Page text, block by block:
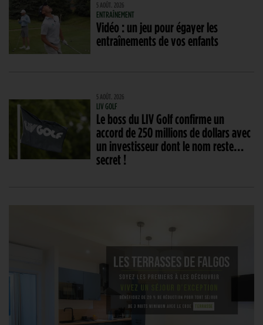
5 AOÛT. 2026
ENTRAÎNEMENT
Vidéo : un jeu pour égayer les
entraînements de vos enfants
5 AOÛT. 2026
LIV GOLF
Le boss du LIV Golf confirme un
accord de 250 millions de dollars avec
un investisseur dont le nom reste…
secret !